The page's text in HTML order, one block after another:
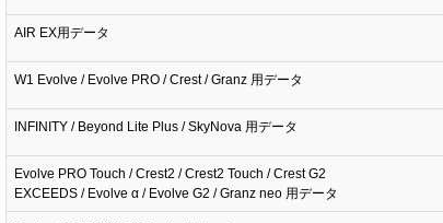
AIR EX用データ
W1 Evolve / Evolve PRO / Crest / Granz 用データ
INFINITY / Beyond Lite Plus / SkyNova 用データ
Evolve PRO Touch / Crest2 / Crest2 Touch / Crest G2
EXCEEDS / Evolve α / Evolve G2 / Granz neo 用データ